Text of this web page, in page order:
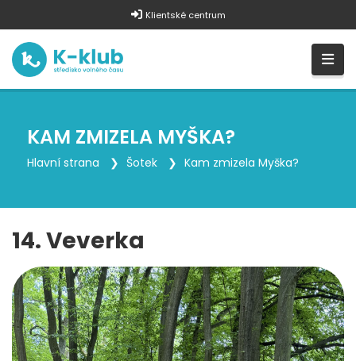
Klientské centrum
KAM ZMIZELA MYŠKA?
Hlavní strana Šotek Kam zmizela Myška?
14. Veverka